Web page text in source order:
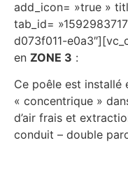
add_icon= »true »
tab_id=
d073f011-
en ZONE 3 :
Ce poêle est installé
« concentrique »
d’air frais et
conduit – double